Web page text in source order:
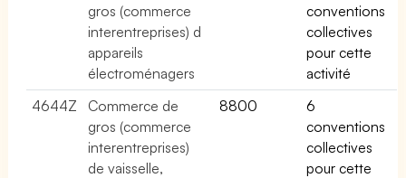
gros (commerce
interentreprises) d
appareils
électroménagers
conventions
collectives
pour cette
activité
4644Z
Commerce de
gros (commerce
interentreprises)
de vaisselle,
8800
6
conventions
collectives
pour cette